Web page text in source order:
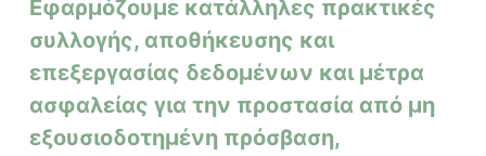
Εφαρμόζουμε κατάλληλες πρακτικές
συλλογής, αποθήκευσης και
επεξεργασίας δεδομένων και μέτρα
ασφαλείας για την προστασία από μη
εξουσιοδοτημένη πρόσβαση,